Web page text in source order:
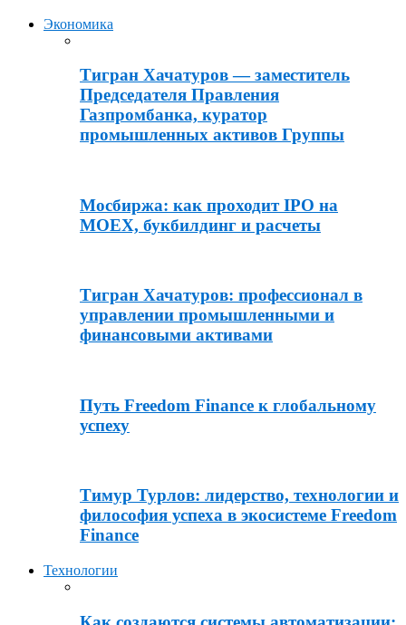
Экономика
Тигран Хачатуров — заместитель
Председателя Правления
Газпромбанка, куратор
промышленных активов Группы
Мосбиржа: как проходит IPO на
MOEX, букбилдинг и расчеты
Тигран Хачатуров: профессионал в
управлении промышленными и
финансовыми активами
Путь Freedom Finance к глобальному
успеху
Тимур Турлов: лидерство, технологии и
философия успеха в экосистеме Freedom
Finance
Технологии